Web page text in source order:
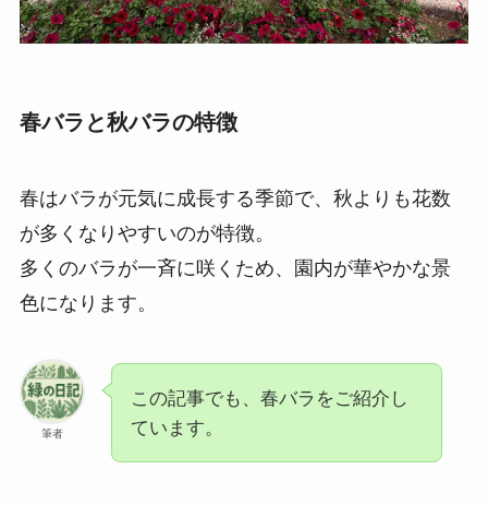
春バラと秋バラの特徴
春はバラが元気に成長する季節で、秋よりも花数
が多くなりやすいのが特徴。
多くのバラが一斉に咲くため、園内が華やかな景
色になります。
筆者
この記事でも、春バラをご紹介し
ています。